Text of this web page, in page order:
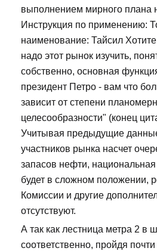
выполнением мирного плана
Инструкция по применению:
наименование: Тайсил
надо этот рынок изучить,
собственно, основная
президент Петро - вам что
зависит от степени
целесообразности" (конец
Учитывая предыдущие
участников рынка насчет
запасов нефти,
будет в сложном положении,
Комиссии и другие
отсутствуют.
А так как лестница метра 2 в
соответственно, пройдя